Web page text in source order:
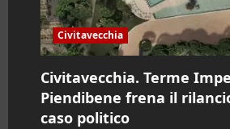
l
o
Civitavecchia
Civitavecchia. Terme
Piendibene frena il
caso politico